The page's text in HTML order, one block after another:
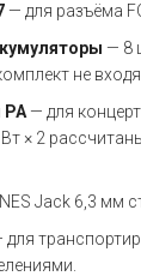
— для разъёма
— 8
не
— для
× 2
Jack 6,3 мм
для